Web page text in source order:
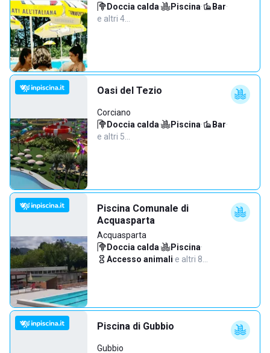
Doccia calda· Piscina· Bar·
e altri 4…
Oasi del Tezio
Corciano
Doccia calda· Piscina· Bar·
e altri 5…
Piscina Comunale di
Acquasparta
Acquasparta
Doccia calda· Piscina·
Accesso animali·e altri 8…
Piscina di Gubbio
Gubbio